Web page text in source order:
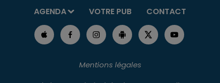
AGENDA
VOTRE PUB CONTACT
Mentions légales